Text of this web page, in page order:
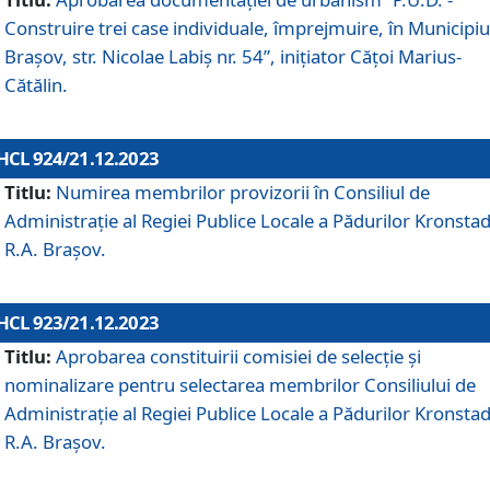
Construire trei case individuale, împrejmuire, în
Brașov, str. Nicolae Labiș nr. 54”, inițiator Cățoi Marius-
Cătălin.
924/21.12.2023
Titlu: Numirea membrilor provizorii în Consiliul de
Administraţie al Regiei Publice Locale a Pădurilor
R.A. Brașov.
923/21.12.2023
Titlu: Aprobarea constituirii comisiei de selecție și
nominalizare pentru selectarea membrilor Consiliului de
Administrație al Regiei Publice Locale a Pădurilor
R.A. Brașov.